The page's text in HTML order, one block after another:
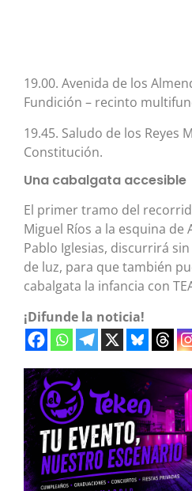
19.00. Avenida de los
Fundición – recinto
19.45. Saludo de los Reyes
Constitución.
Una cabalgata accesible
El primer tramo del
Miguel Ríos a la esquina de
Pablo Iglesias, discurrirá
de luz, para que también
cabalgata la infancia con
¡Difunde la noticia!